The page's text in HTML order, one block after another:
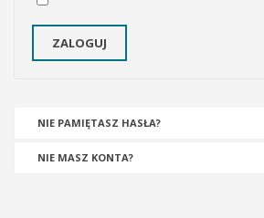
ZALOGUJ
NIE PAMIĘTASZ HASŁA?
NIE MASZ KONTA?